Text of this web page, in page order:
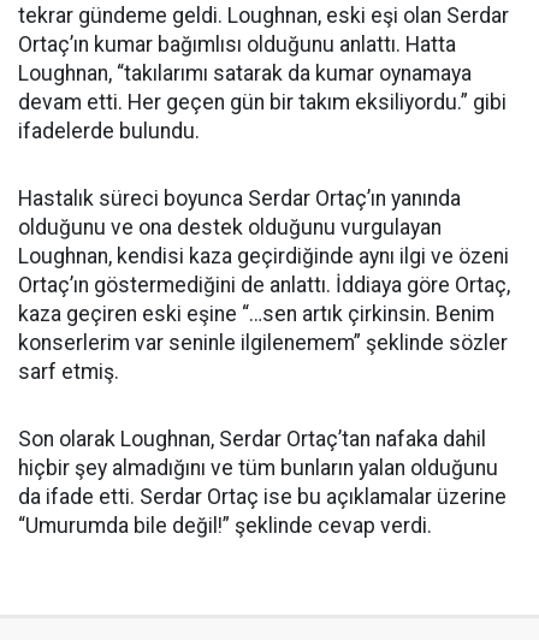
tekrar gündeme geldi. Loughnan, eski eşi olan Serdar
Ortaç’ın kumar bağımlısı olduğunu anlattı. Hatta
Loughnan, “takılarımı satarak da kumar oynamaya
devam etti. Her geçen gün bir takım eksiliyordu.” gibi
ifadelerde bulundu.
Hastalık süreci boyunca Serdar Ortaç’ın yanında
olduğunu ve ona destek olduğunu vurgulayan
Loughnan, kendisi kaza geçirdiğinde aynı ilgi ve özeni
Ortaç’ın göstermediğini de anlattı. İddiaya göre Ortaç,
kaza geçiren eski eşine “…sen artık çirkinsin. Benim
konserlerim var seninle ilgilenemem” şeklinde sözler
sarf etmiş.
Son olarak Loughnan, Serdar Ortaç’tan nafaka dahil
hiçbir şey almadığını ve tüm bunların yalan olduğunu
da ifade etti. Serdar Ortaç ise bu açıklamalar üzerine
“Umurumda bile değil!” şeklinde cevap verdi.